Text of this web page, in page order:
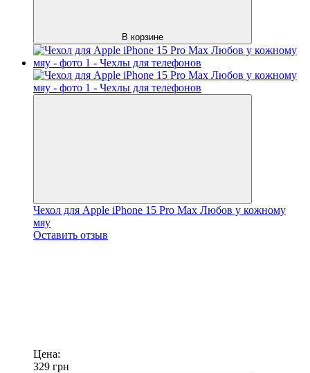
В корзине
Чехол для Apple iPhone 15 Pro Max Любов у кожному
мяу
Оставить отзыв
Цена:
329 грн